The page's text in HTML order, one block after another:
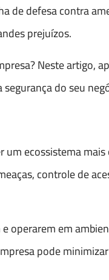
de defesa contra
prejuízos.
Neste artigo,
do seu
ecossistema
controle de
operarem em
pode